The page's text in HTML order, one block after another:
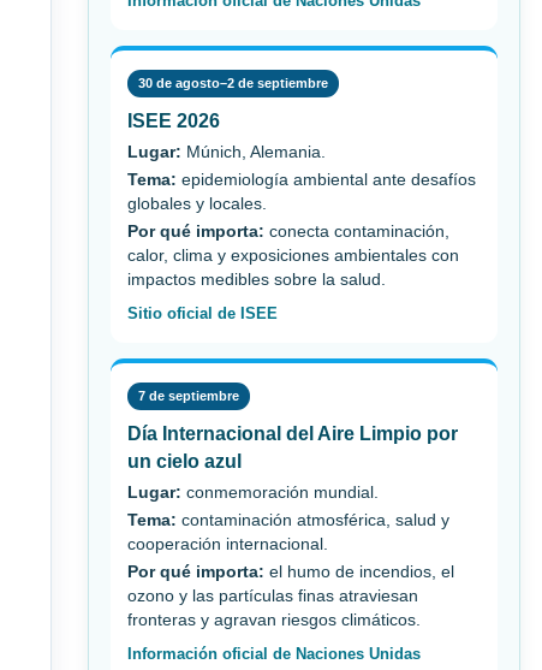
30 de agosto–2 de septiembre
ISEE 2026
Lugar: Múnich, Alemania.
Tema: epidemiología ambiental ante desafíos
globales y locales.
Por qué importa: conecta contaminación,
calor, clima y exposiciones ambientales con
impactos medibles sobre la salud.
Sitio oficial de ISEE
7 de septiembre
Día Internacional del Aire Limpio por
un cielo azul
Lugar: conmemoración mundial.
Tema: contaminación atmosférica, salud y
cooperación internacional.
Por qué importa: el humo de incendios, el
ozono y las partículas finas atraviesan
fronteras y agravan riesgos climáticos.
Información oficial de Naciones Unidas